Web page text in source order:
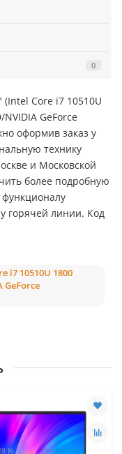
0
(Intel Core i7 10510U
GeForce
оформив заказ у
технику
и Московской
более подробную
горячей линии. Код
i7 10510U 1800
GeForce